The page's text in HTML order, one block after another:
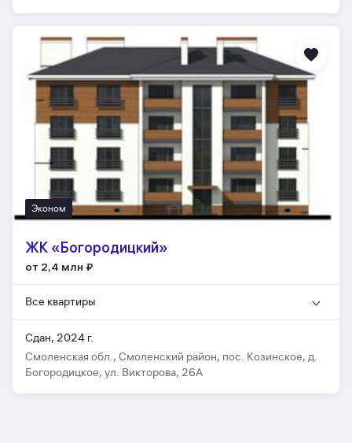
Эконом
ЖК «Богородицкий»
от 2,4 млн ₽
Все квартиры
Сдан, 2024 г.
Смоленская обл., Смоленский район, пос. Козинское, д.
Богородицкое, ул. Викторова, 26А